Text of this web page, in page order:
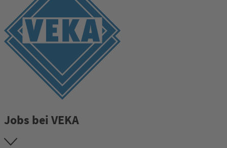
Jobs bei VEKA